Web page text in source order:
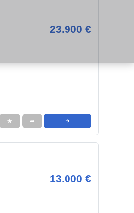
23.900 €
★ ➦ ➜
13.000 €